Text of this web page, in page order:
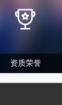
资质荣誉